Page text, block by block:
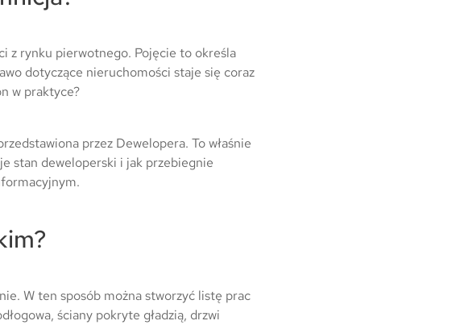
z rynku pierwotnego. Pojęcie to określa
dotyczące nieruchomości staje się coraz
w praktyce?
przez Dewelopera. To właśnie
stan deweloperski i jak przebiegnie
W ten sposób można stworzyć listę prac
ściany pokryte gładzią, drzwi